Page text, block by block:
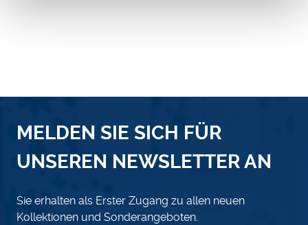
MELDEN SIE SICH FÜR
UNSEREN NEWSLETTER AN
Sie erhalten als Erster Zugang zu allen neuen
Kollektionen und Sonderangeboten.